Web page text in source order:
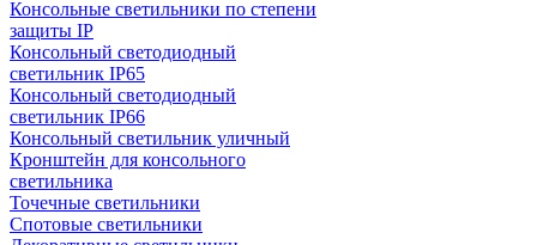
Консольные светильники по степени
защиты IP
Консольный светодиодный
светильник IP65
Консольный светодиодный
светильник IP66
Консольный светильник уличный
Кронштейн для консольного
светильника
Точечные светильники
Спотовые светильники